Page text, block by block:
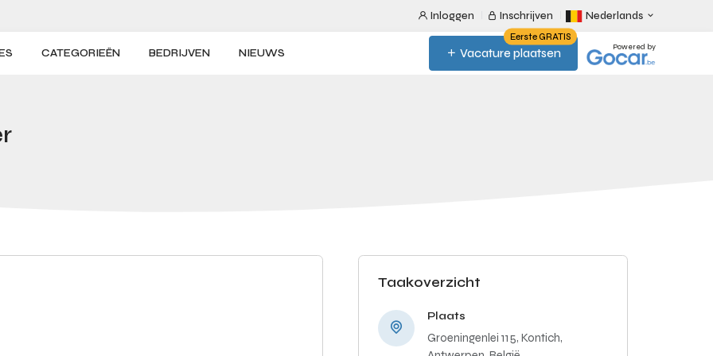
Inloggen Inschrijven Nederlands
CATEGORIEËN BEDRIJVEN NIEUWS Vacature plaatsen
Eerste GRATIS
Powered by
Taakoverzicht
Plaats
Groeningenlei 115, Kontich,